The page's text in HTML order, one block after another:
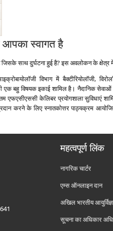
आपका स्वागत है
साथ दुर्घटना हुई है? इस अवलोकन के
विभाग में बैक्‍टीरियोलॉजी,
एक बहु विषयक इकाई शामिल है। नैदानिक
एफएसीएससी केलिबर प्रयोगशाला सुविधाएं
करने के लिए स्नातकोत्तर पाठ्यक्रम
महत्वपूर्ण लिंक
नागरिक चार्टर
एम्स ऑनलाइन दान
अखिल भारतीय
सूचना का अधिकार